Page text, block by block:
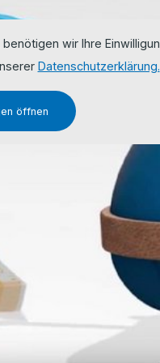
wir Ihre
Datenschutzerklärung.
öffnen